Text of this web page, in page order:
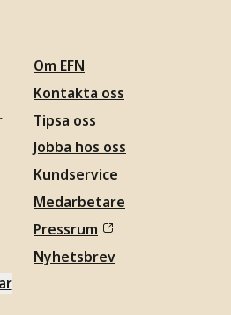
Om EFN
Kontakta oss
Tipsa oss
Jobba hos oss
Kundservice
Medarbetare
Pressrum
Nyhetsbrev